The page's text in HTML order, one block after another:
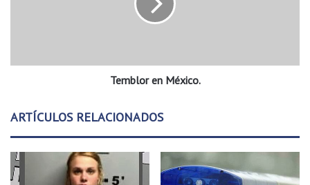
n
t
i
o
n
i
c
o
Temblor en México.
ARTÍCULOS RELACIONADOS